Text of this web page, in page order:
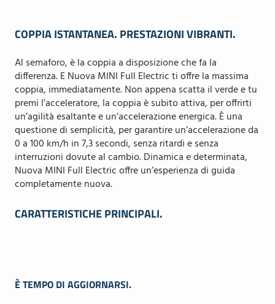
COPPIA ISTANTANEA. PRESTAZIONI VIBRANTI.
Al semaforo, è la coppia a disposizione che fa la
differenza. E Nuova MINI Full Electric ti offre la massima
coppia, immediatamente. Non appena scatta il verde e tu
premi l’acceleratore, la coppia è subito attiva, per offrirti
un’agilità esaltante e un’accelerazione energica. È una
questione di semplicità, per garantire un’accelerazione da
0 a 100 km/h in 7,3 secondi, senza ritardi e senza
interruzioni dovute al cambio. Dinamica e determinata,
Nuova MINI Full Electric offre un’esperienza di guida
completamente nuova.
CARATTERISTICHE PRINCIPALI.
È TEMPO DI AGGIORNARSI.